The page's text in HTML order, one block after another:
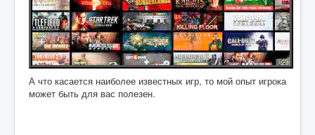
А что касается наиболее известных игр, то мой опыт игрока
может быть для вас полезен.